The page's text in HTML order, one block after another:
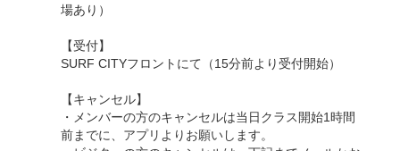
場あり）
【受付】
SURF CITYフロントにて（15分前より受付開始）
【キャンセル】
・メンバーの方のキャンセルは当日クラス開始1時間
前までに、アプリよりお願いします。